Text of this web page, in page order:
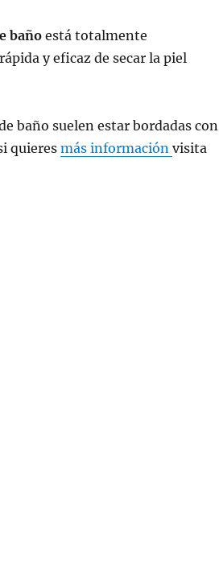
bañoestá totalmente
y eficaz de secar la piel
baño suelen estar bordadas con
quieres más información visita